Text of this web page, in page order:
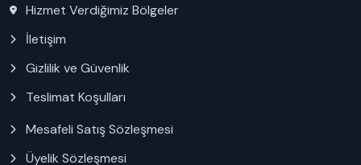
Hizmet Verdiğimiz Bölgeler
İletişim
Gizlilik ve Güvenlik
Teslimat Koşulları
Mesafeli Satış Sözleşmesi
Üyelik Sözleşmesi